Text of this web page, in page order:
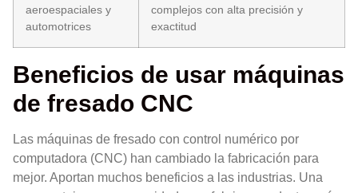
aeroespaciales y
automotrices
complejos con alta precisión y
exactitud
Beneficios de usar máquinas
de fresado CNC
Las máquinas de fresado con control numérico por
computadora (CNC) han cambiado la fabricación para
mejor. Aportan muchos beneficios a las industrias. Una